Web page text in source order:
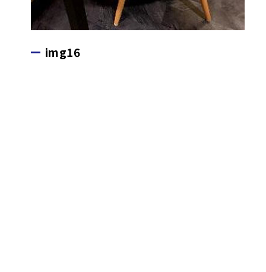
img16